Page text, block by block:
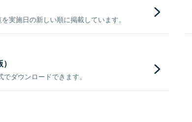
実施日の新しい順に掲載しています。
ダウンロードできます。